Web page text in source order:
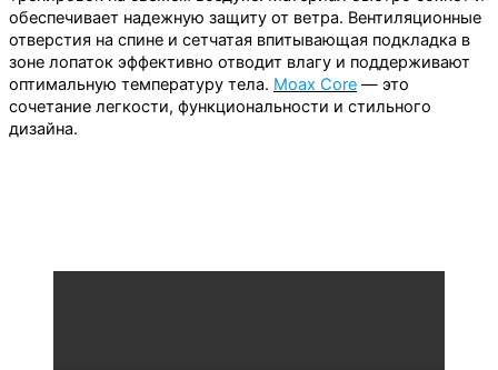
обеспечивает надежную защиту от ветра. Вентиляционные
отверстия на спине и сетчатая впитывающая подкладка в
зоне лопаток эффективно отводит влагу и поддерживают
оптимальную температуру тела. Moax Core — это
сочетание легкости, функциональности и стильного
дизайна.